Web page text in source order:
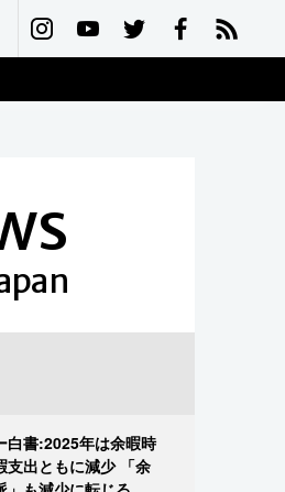
白書:2025年は余暇時
支出ともに減少 「余